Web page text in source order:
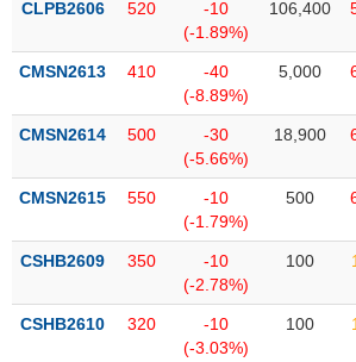
CLPB2606 520
-10
(-1.89%)
106,400
CMSN2613 410
-40
(-8.89%)
5,000
CMSN2614 500
-30
(-5.66%)
18,900
CMSN2615 550
-10
(-1.79%)
500
CSHB2609 350
-10
(-2.78%)
100
CSHB2610 320
-10
(-3.03%)
100
chứng
khoán
Tất cả Cổ phiếu Chỉ số
Lãnh
(-)
Người nội bộ